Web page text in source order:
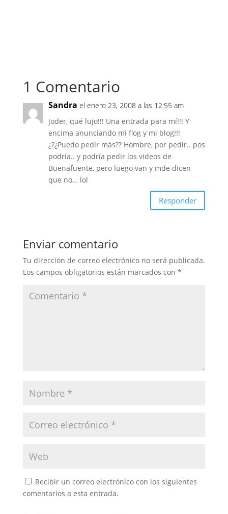
1 Comentario
Sandra el enero 23, 2008 a las 12:55 am
Joder, qué lujo!!! Una entrada para mí!!! Y
encima anunciando mi flog y mi blog!!!
¿?¿Puedo pedir más?? Hombre, por pedir.. pos
podría.. y podría pedir los videos de
Buenafuente, pero luego van y mde dicen
que no… lol
Responder
Enviar comentario
Tu dirección de correo electrónico no será publicada.
Los campos obligatorios están marcados con *
Recibir un correo electrónico con los siguientes
comentarios a esta entrada.